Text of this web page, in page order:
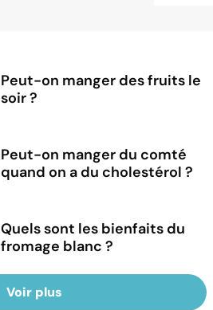
Peut-on manger des fruits le
soir ?
Peut-on manger du comté
quand on a du cholestérol ?
Quels sont les bienfaits du
fromage blanc ?
Voir plus